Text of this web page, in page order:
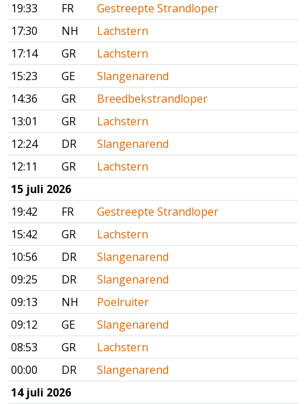
19:33
FR
Gestreepte Strandloper
17:30
NH
Lachstern
17:14
GR
Lachstern
15:23
GE
Slangenarend
14:36
GR
Breedbekstrandloper
13:01
GR
Lachstern
12:24
DR
Slangenarend
12:11
GR
Lachstern
15 juli 2026
19:42
FR
Gestreepte Strandloper
15:42
GR
Lachstern
10:56
DR
Slangenarend
09:25
DR
Slangenarend
09:13
NH
Poelruiter
09:12
GE
Slangenarend
08:53
GR
Lachstern
00:00
DR
Slangenarend
14 juli 2026